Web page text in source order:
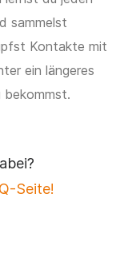
sammelst
Kontakte mit
ein längeres
bekommst.
Seite!